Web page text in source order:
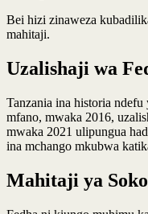
Bei hizi zinaweza
mahitaji.
Uzalishaji wa
Tanzania ina historia
mfano, mwaka 2016,
mwaka 2021 ulipungua
ina mchango mkubwa
Mahitaji ya